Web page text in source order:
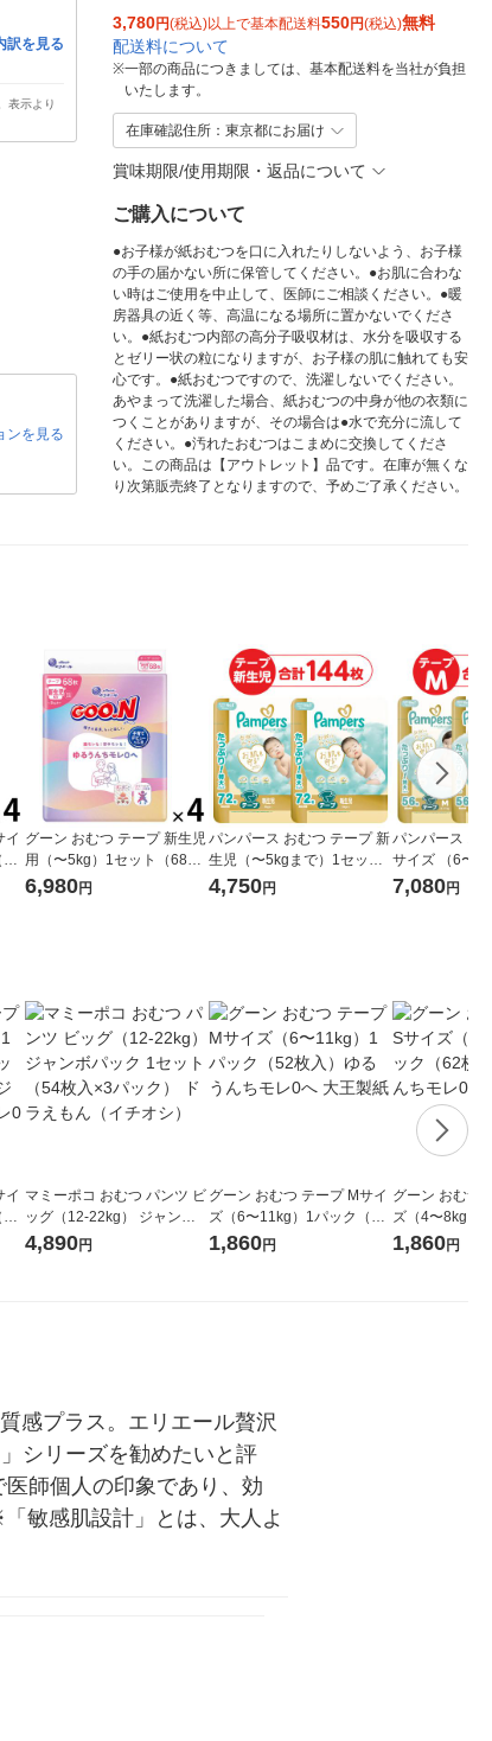
訳を見る
表示より
ンを見る
3,780円(税込)以上で基本配送料550円(税込)無料
配送料について
※一部の商品につきましては、基本配送料を当社が負担
いたします。
在庫確認住所：東京都にお届け
賞味期限/使用期限・返品について
ご購入について
●お子様が紙おむつを口に入れたりしないよう、お子様
の手の届かない所に保管してください。●お肌に合わな
い時はご使用を中止して、医師にご相談ください。●暖
房器具の近く等、高温になる場所に置かないでくださ
い。●紙おむつ内部の高分子吸収材は、水分を吸収する
とゼリー状の粒になりますが、お子様の肌に触れても安
心です。●紙おむつですので、洗濯しないでください。
あやまって洗濯した場合、紙おむつの中身が他の衣類に
つくことがありますが、その場合は●水で充分に流して
ください。●汚れたおむつはこまめに交換してくださ
い。この商品は【アウトレット】品です。在庫が無くな
り次第販売終了となりますので、予めご了承ください。
イ グーン おむつ テープ 新生児
用（〜5kg）1セット（68枚
×4パック）ゆるうんちモレ0
6,980円
パンパース おむつ テープ 新
生児（〜5kgまで）1セット
（72枚入×2パック）はじめ
4,750円
パンパース お
サイズ （6〜
（56枚入×3パ
7,080円
イ マミーポコ おむつ パンツ ビ
ッグ（12-22kg） ジャンボ
パック 1セット（54枚入×3
4,890円
グーン おむつ テープ Mサイ
ズ（6〜11kg）1パック（52
枚入）ゆるうんちモレ0へ 大
1,860円
グーン おむつ
ズ（4〜8kg）
枚入）ゆるう
1,860円
感プラス。エリエール贅沢
シリーズを勧めたいと評
師個人の印象であり、効
敏感肌設計」とは、大人よ